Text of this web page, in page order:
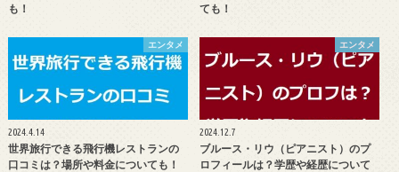
も！
ても！
エンタメ
2024.4.14
世界旅行できる飛行機レストランの
口コミは？場所や料金についても！
エンタメ
2024.12.7
ブルース・リウ（ピアニスト）のプ
ロフィールは？学歴や経歴について